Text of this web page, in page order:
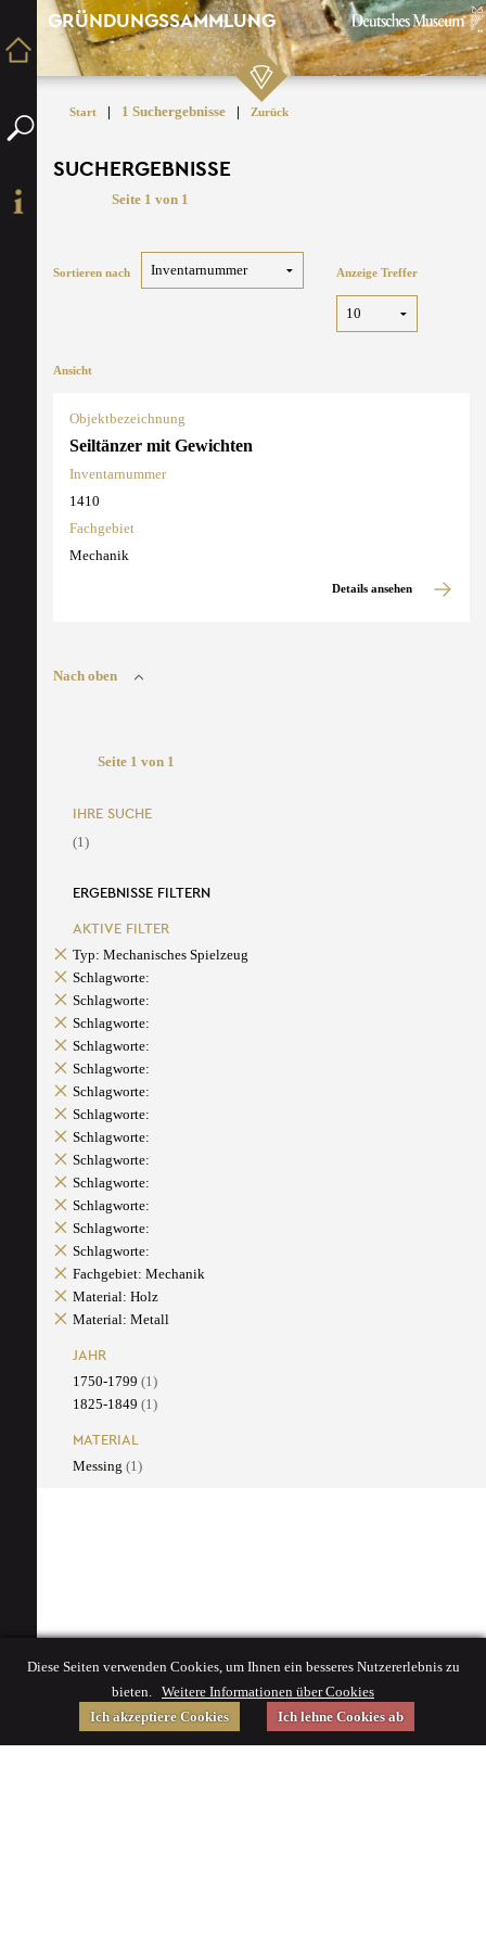
GRÜNDUNGSSAMMLUNG
Start | 1 Suchergebnisse | Zurück
SUCHERGEBNISSE
Seite 1 von 1
Sortieren nach Anzeige Treffer
Ansicht
Objektbezeichnung
Seiltänzer mit Gewichten
Inventarnummer
1410
Fachgebiet
Mechanik
Details ansehen
Nach oben
Seite 1 von 1
IHRE SUCHE
(1)
ERGEBNISSE FILTERN
AKTIVE FILTER
Typ: Mechanisches Spielzeug
Schlagworte:
Schlagworte:
Schlagworte:
Schlagworte:
Schlagworte:
Schlagworte:
Schlagworte:
Schlagworte:
Schlagworte:
Schlagworte:
Schlagworte:
Schlagworte:
Schlagworte:
Fachgebiet: Mechanik
Material: Holz
Material: Metall
JAHR
1750-1799 (1)
1825-1849 (1)
MATERIAL
Messing (1)
Diese Seiten verwenden Cookies, um Ihnen ein besseres Nutzererlebnis zu
bieten. Weitere Informationen über Cookies
Ich akzeptiere Cookies
Ich lehne Cookies ab